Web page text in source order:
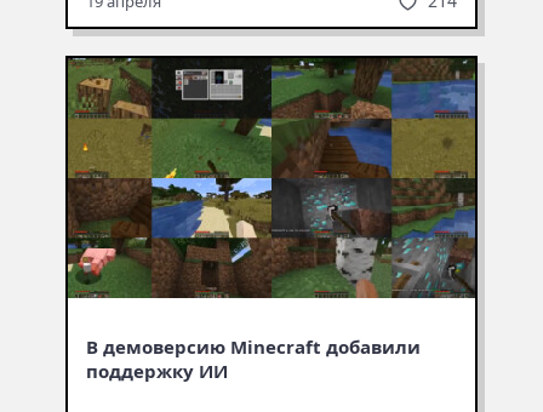
В демоверсию Minecraft добавили
поддержку ИИ